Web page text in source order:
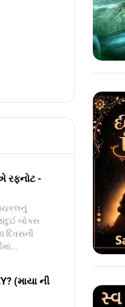
રફનોટ -
બોક્સ
દિવસની
(માયા ની